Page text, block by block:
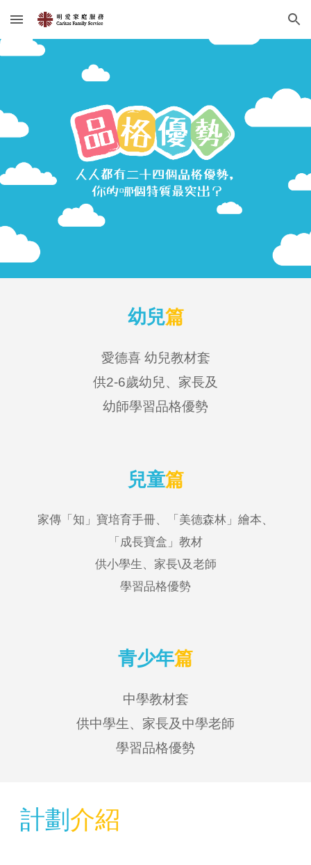
Skip to main content Skip to navigation
幼兒篇
愛德喜 幼兒教材套
供2-6歲幼兒、家長及
幼師學習品格優勢
兒童篇
家傳「知」寶培育手冊、「 美德森林 」 繪本、
「成長寶盒」教材
供小學生 、 家長\及老師
學習品格優勢
青少年篇
中學教材套
供中學生、家長及中學老師
學習品格優勢
計劃 介紹